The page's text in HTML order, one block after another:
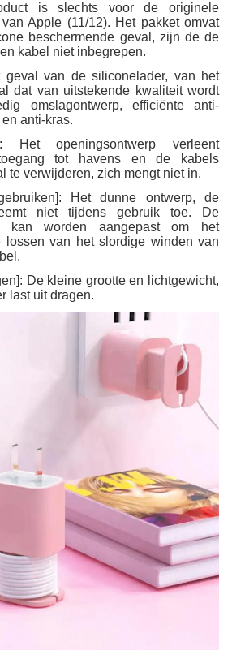
is slechts voor de originele
Apple (11/12). Het pakket omvat
beschermende geval, zijn de de
kabel niet inbegrepen.
geval van de siliconelader, van het
dat van uitstekende kwaliteit wordt
omslagontwerp, efficiënte anti-
anti-kras.
Het openingsontwerp verleent
tot havens en de kabels
te verwijderen, zich mengt niet in.
Het dunne ontwerp, de
niet tijdens gebruik toe. De
kan worden aangepast om het
lossen van het slordige winden van
De kleine grootte en lichtgewicht,
last uit dragen.